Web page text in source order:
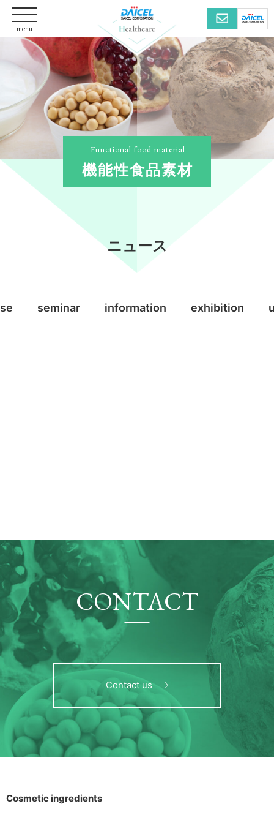
menu
機能性食品素材
ニュース
seminar information exhibition
CONTACT
Contact us
Cosmetic ingredients